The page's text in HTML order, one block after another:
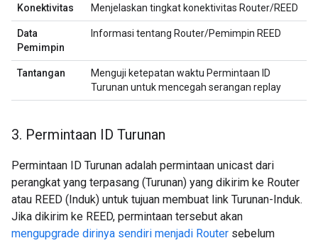
Konektivitas Menjelaskan tingkat konektivitas Router/REED
Data
Pemimpin
Informasi tentang Router/Pemimpin REED
Tantangan
Menguji ketepatan waktu Permintaan ID
Turunan untuk mencegah serangan replay
3. Permintaan ID Turunan
Permintaan ID Turunan adalah permintaan unicast dari
perangkat yang terpasang (Turunan) yang dikirim ke Router
atau REED (Induk) untuk tujuan membuat link Turunan-Induk.
Jika dikirim ke REED, permintaan tersebut akan
mengupgrade dirinya sendiri menjadi Router sebelum